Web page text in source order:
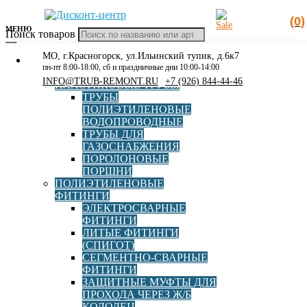
(0)
Поиск товаров
МЕНЮ
КАТАЛОГ
РАСПРОДАЖА
ПЛАСТИКОВЫЕ ТРУБЫ
ТРУБЫ
ПОЛИЭТИЛЕНОВЫЕ
ВОДОПРОВОДНЫЕ
ТРУБЫ ДЛЯ
ГАЗОСНАБЖЕНИЯ
ПОРОЛОНОВЫЕ
ПОРШНИ
ПОЛИЭТИЛЕНОВЫЕ
ФИТИНГИ
ЭЛЕКТРОСВАРНЫЕ
ФИТИНГИ
ЛИТЫЕ ФИТИНГИ
(СПИГОТ)
СЕГМЕНТНО-СВАРНЫЕ
ФИТИНГИ
ЗАЩИТНЫЕ МУФТЫ ДЛЯ
ПРОХОДА ЧЕРЕЗ Ж/Б
МО, г.Красногорск, ул.Ильинский тупик, д.6к7
пн-пт 8:00-18:00, сб и праздничные дни 10:00-14:00
INFO@TRUB-REMONT.RU +7 (926) 844-44-46
Главная »Каталог» Полиэтиленовые фитинги
фитинги (СПИГОТ) »Заглушка ПЭ100 SDR11 d75 мм
СПИГОТ
Заглушка ПЭ100 SDR11 d75
мм СПИГОТ
Страна
Диаметр, мм
SDR